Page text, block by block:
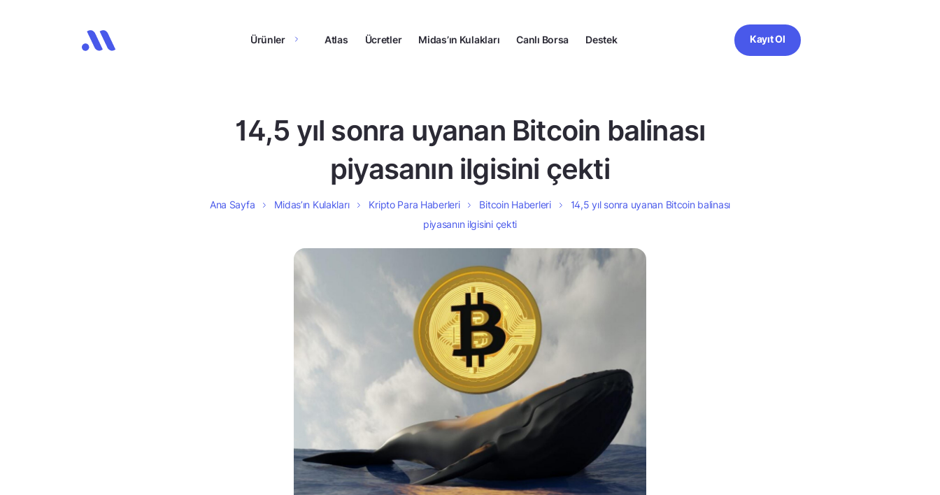
Ürünler Atlas Ücretler Midas’ın Kulakları Canlı Borsa Destek Kayıt Ol
14,5 yıl sonra uyanan Bitcoin balinası
piyasanın ilgisini çekti
Ana Sayfa Midas’ın Kulakları Kripto Para Haberleri Bitcoin Haberleri
14,5 yıl sonra uyanan Bitcoin balinası
piyasanın ilgisini çekti